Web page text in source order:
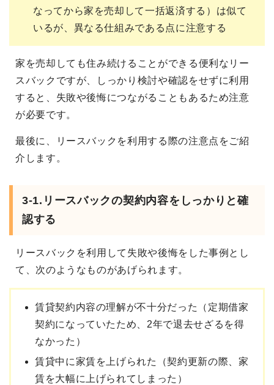
なってから家を売却して一括返済する）は似て
いるが、異なる仕組みである点に注意する
家を売却しても住み続けることができる便利なリー
スバックですが、しっかり検討や確認をせずに利用
すると、失敗や後悔につながることもあるため注意
が必要です。
最後に、リースバックを利用する際の注意点をご紹
介します。
3-1.リースバックの契約内容をしっかりと確
認する
リースバックを利用して失敗や後悔をした事例とし
て、次のようなものがあげられます。
賃貸契約内容の理解が不十分だった（定期借家
契約になっていたため、2年で退去せざるを得
なかった）
賃貸中に家賃を上げられた（契約更新の際、家
賃を大幅に上げられてしまった）